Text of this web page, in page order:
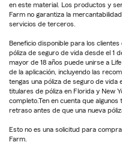
en este material. Los productos y
Farm no garantiza la
servicios de terceros.
Beneficio disponible para los
póliza de seguro de vida desde el 1
mayor de 18 años puede unirse a
de la aplicación, incluyendo las
tengas una póliza de seguro de vida
titulares de póliza en Florida y New
completo.Ten en cuenta que
retraso antes de que una nueva
Esto no es una solicitud para
Farm.